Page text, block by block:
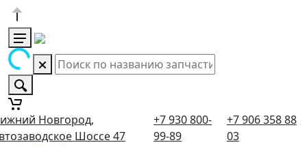
Новгород,
Шоссе 47
+7 930 800-
99-89
+7 906 358 88
03